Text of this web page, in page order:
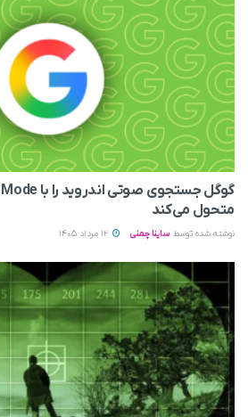
متحول می‌کند
نوشته شده توسط ساینا چمنی